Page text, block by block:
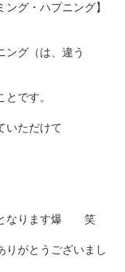
グ・ハプニング】
ング（は、違う
です。
いただけて
となります爆 笑
りがとうございまし